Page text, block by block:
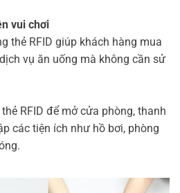
vui chơi
thẻ RFID giúp khách hàng mua
vụ ăn uống mà không cần sử
RFID để mở cửa phòng, thanh
các tiện ích như hồ bơi, phòng